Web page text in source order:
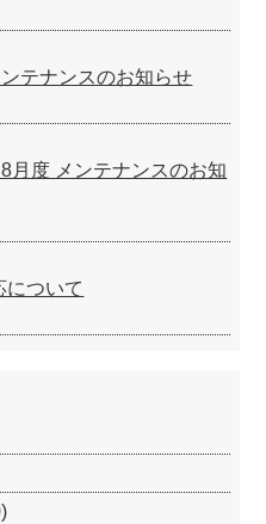
テナンスのお知らせ
月度 メンテナンスのお知
について